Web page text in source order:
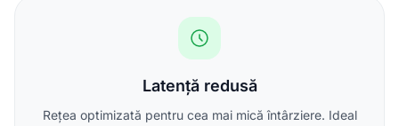
Latență redusă
Rețea optimizată pentru cea mai mică întârziere. Ideal